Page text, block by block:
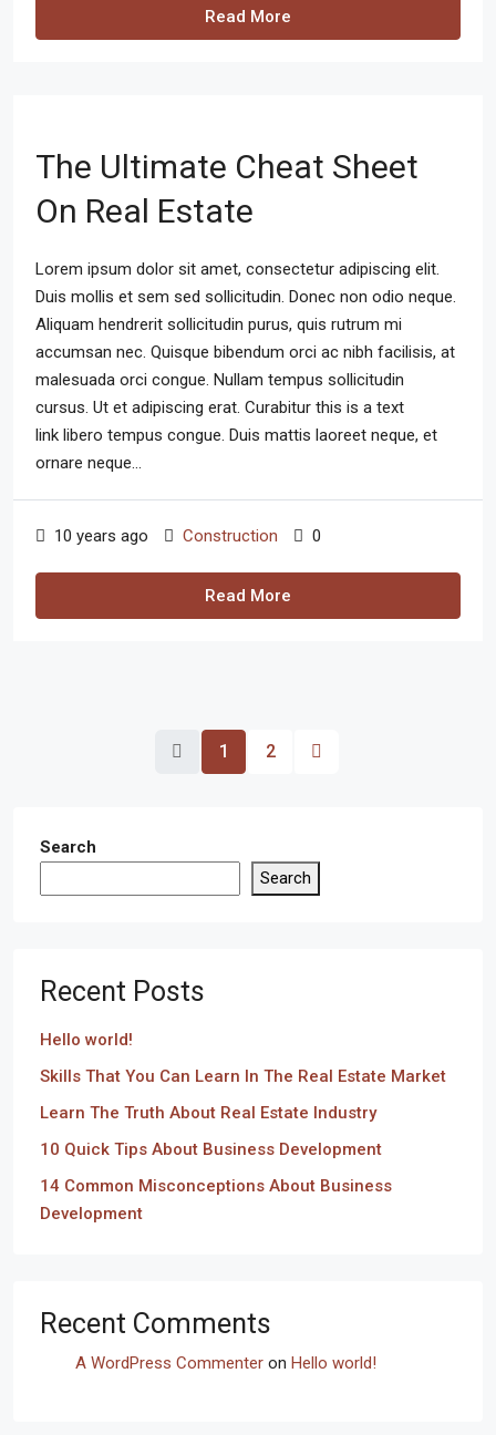
Read More
The Ultimate Cheat Sheet
On Real Estate
Lorem ipsum dolor sit amet, consectetur adipiscing elit.
Duis mollis et sem sed sollicitudin. Donec non odio neque.
Aliquam hendrerit sollicitudin purus, quis rutrum mi
accumsan nec. Quisque bibendum orci ac nibh facilisis, at
malesuada orci congue. Nullam tempus sollicitudin
cursus. Ut et adipiscing erat. Curabitur this is a text
link libero tempus congue. Duis mattis laoreet neque, et
ornare neque...
10 years ago Construction 0
Read More
1 2
Search
Search
Recent Posts
Hello world!
Skills That You Can Learn In The Real Estate Market
Learn The Truth About Real Estate Industry
10 Quick Tips About Business Development
14 Common Misconceptions About Business
Development
Recent Comments
A WordPress Commenter on Hello world!